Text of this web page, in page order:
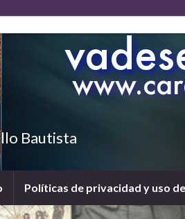
Bautista
Políticas de privacidad y uso